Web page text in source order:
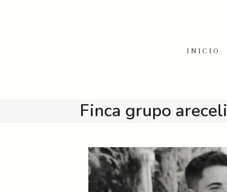
INICIO
Finca grupo areceli